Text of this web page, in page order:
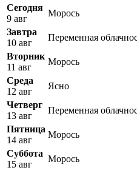
Сегодня
9 авг
Морось
Завтра
10 авг
Переменная
Вторник
11 авг
Морось
Среда
12 авг
Ясно
Четверг
13 авг
Переменная
Пятница
14 авг
Морось
Суббота
15 авг
Морось